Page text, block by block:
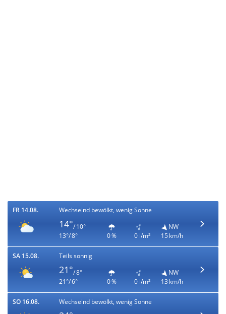
FR 14.08. Wechselnd bewölkt, wenig Sonne
14°/ 10°
13°/ 8°
0 % 0 l/m²
NW
15 km/h
SA 15.08. Teils sonnig
21°/ 8°
21°/ 6°
0 % 0 l/m²
NW
13 km/h
SO 16.08. Wechselnd bewölkt, wenig Sonne